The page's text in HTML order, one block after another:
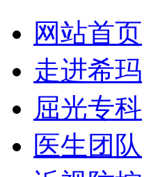
网站首页
走进希玛
屈光专科
医生团队